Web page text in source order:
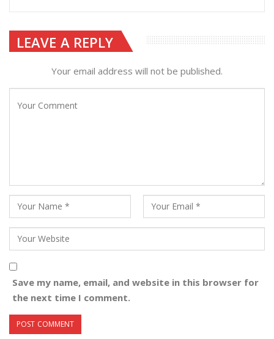
LEAVE A REPLY
Your email address will not be published.
Save my name, email, and website in this browser for
the next time I comment.